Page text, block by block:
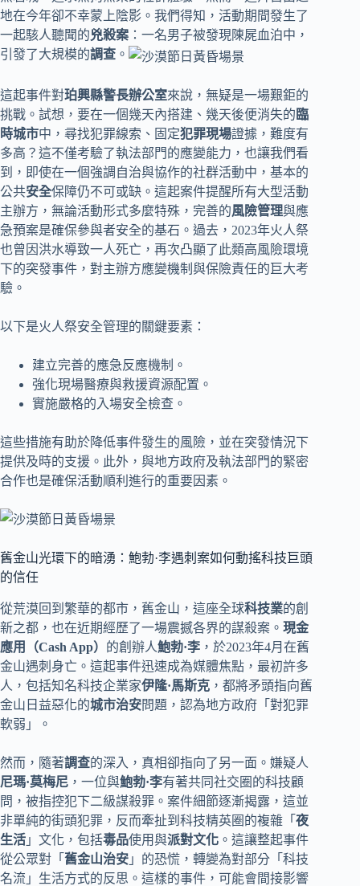
地在今年卻不幸蒙上陰影。我們得知，活動期間發生了
一起駭人聽聞的兇殺案 ：一名男子被發現陳屍血泊中，
引發了大規模的調查 。
這起事件對珀興縣警長辦公室來說，無疑是一場艱鉅的
挑戰。試想，要在一個幾天內搭建、幾天後便消失的 臨
時城市中，尋找犯罪線索、固定犯罪現場證據，難度有
多高？這不僅考驗了執法部門的應變能力，也讓我們看
到，即使在一個強調自治與協作的社群活動中，基本的
公共安全保障仍不可或缺。這起案件提醒所有大型活動
主辦方，無論活動形式多麼特殊，完善的風險管理與應
急預案是確保參與者安全的基石。過去，2023年火人祭
也曾因洪水導致一人死亡，再次凸顯了此類高風險環境
下的突發事件，對主辦方應變機制與保險責任的巨大考
驗。
以下是火人祭安全管理的關鍵要素：
建立完善的應急反應機制。
強化現場醫療與救援資源配置。
實施嚴格的入場安全檢查。
這些措施有助於降低事件發生的風險，並在突發情況下
提供及時的支援。此外，與地方政府及執法部門的緊密
合作也是確保活動順利進行的重要因素。
舊金山光環下的暗湧：鮑勃·李遇刺案如何動搖科技巨頭
的信任
從荒漠回到繁華的都市，舊金山，這座全球科技業的創
新之都，也在近期經歷了一場震撼各界的謀殺案。 現金
應用（Cash App） 的創辦人鮑勃·李 ，於2023年4月在舊
金山遇刺身亡。這起事件迅速成為媒體焦點，最初許多
人，包括知名科技企業家伊隆·馬斯克 ，都將矛頭指向舊
金山日益惡化的城市治安問題，認為地方政府「對犯罪
軟弱」。
然而，隨著調查的深入，真相卻指向了另一面。嫌疑人
尼瑪·莫梅尼 ，一位與鮑勃·李有著共同社交圈的科技顧
問，被指控犯下二級謀殺罪。案件細節逐漸揭露，這並
非單純的街頭犯罪，反而牽扯到科技精英圈的複雜「 夜
生活 」文化，包括毒品使用與派對文化 。這讓整起事件
從公眾對「 舊金山治安 」的恐慌，轉變為對部分「科技
名流」生活方式的反思。這樣的事件，可能會間接影響